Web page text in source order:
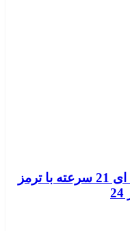
دوچرخه چیاوا مدل آکو دنده ای 21 سرعته با ترمز